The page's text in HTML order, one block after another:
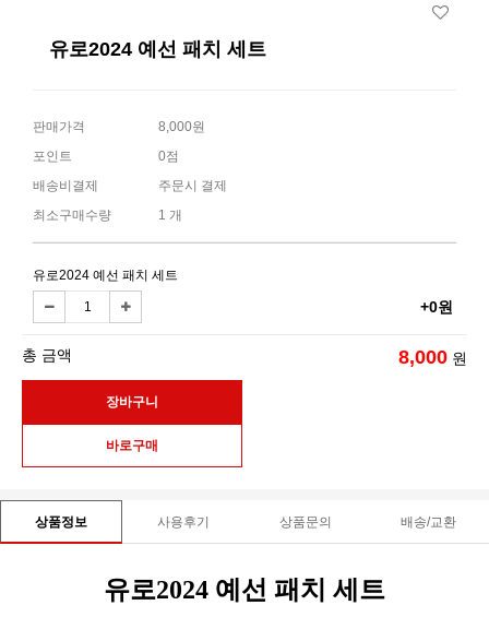
유로2024 예선 패치 세트
판매가격
8,000원
포인트
0점
배송비결제
주문시 결제
최소구매수량
1 개
유로2024 예선 패치 세트
+0원
총 금액 8,000 원
상품정보 사용후기 상품문의 배송/교환
유로2024 예선 패치 세트